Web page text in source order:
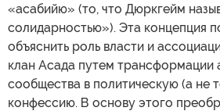
«асабийю» (то, что Дюркгейм
солидарностью»). Эта концепция
объяснить роль власти и
клан Асада путем трансформации
сообщества в политическую (а не
конфессию. В основу этого